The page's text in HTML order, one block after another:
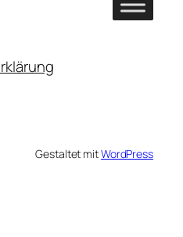
Gestaltet mitWordPress